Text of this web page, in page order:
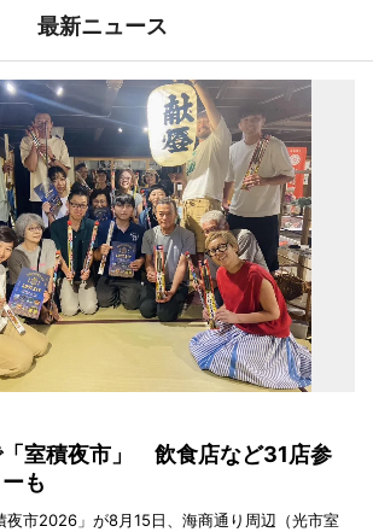
最新ニュース
「室積夜市」 飲食店など31店参
も
夜市2026」が8月15日、海商通り周辺（光市室